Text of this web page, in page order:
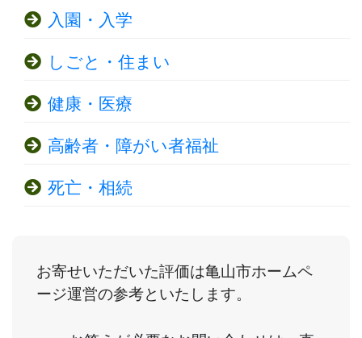
入園・入学
しごと・住まい
健康・医療
高齢者・障がい者福祉
死亡・相続